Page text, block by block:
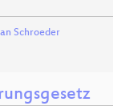
Schroeder